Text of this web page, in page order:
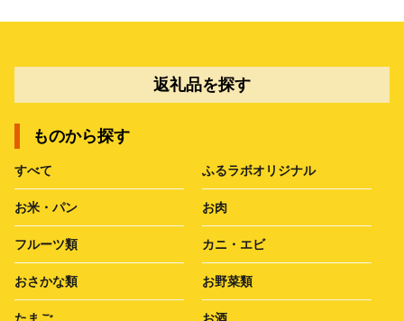
返礼品を探す
ものから探す
すべて ふるラボオリジナル
お米・パン お肉
フルーツ類 カニ・エビ
おさかな類 お野菜類